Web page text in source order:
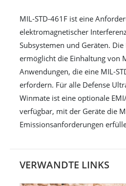
MIL-STD-461F ist eine
elektromagnetischer
Subsystemen und Geräten. Die
ermöglicht die Einhaltung von
Anwendungen, die eine MIL-
erfordern. Für alle Defense
Winmate ist eine optionale
verfügbar, mit der Geräte die
Emissionsanforderungen
VERWANDTE LINKS